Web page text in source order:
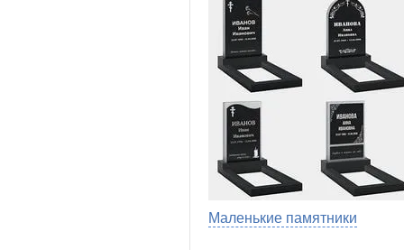
Маленькие памятники